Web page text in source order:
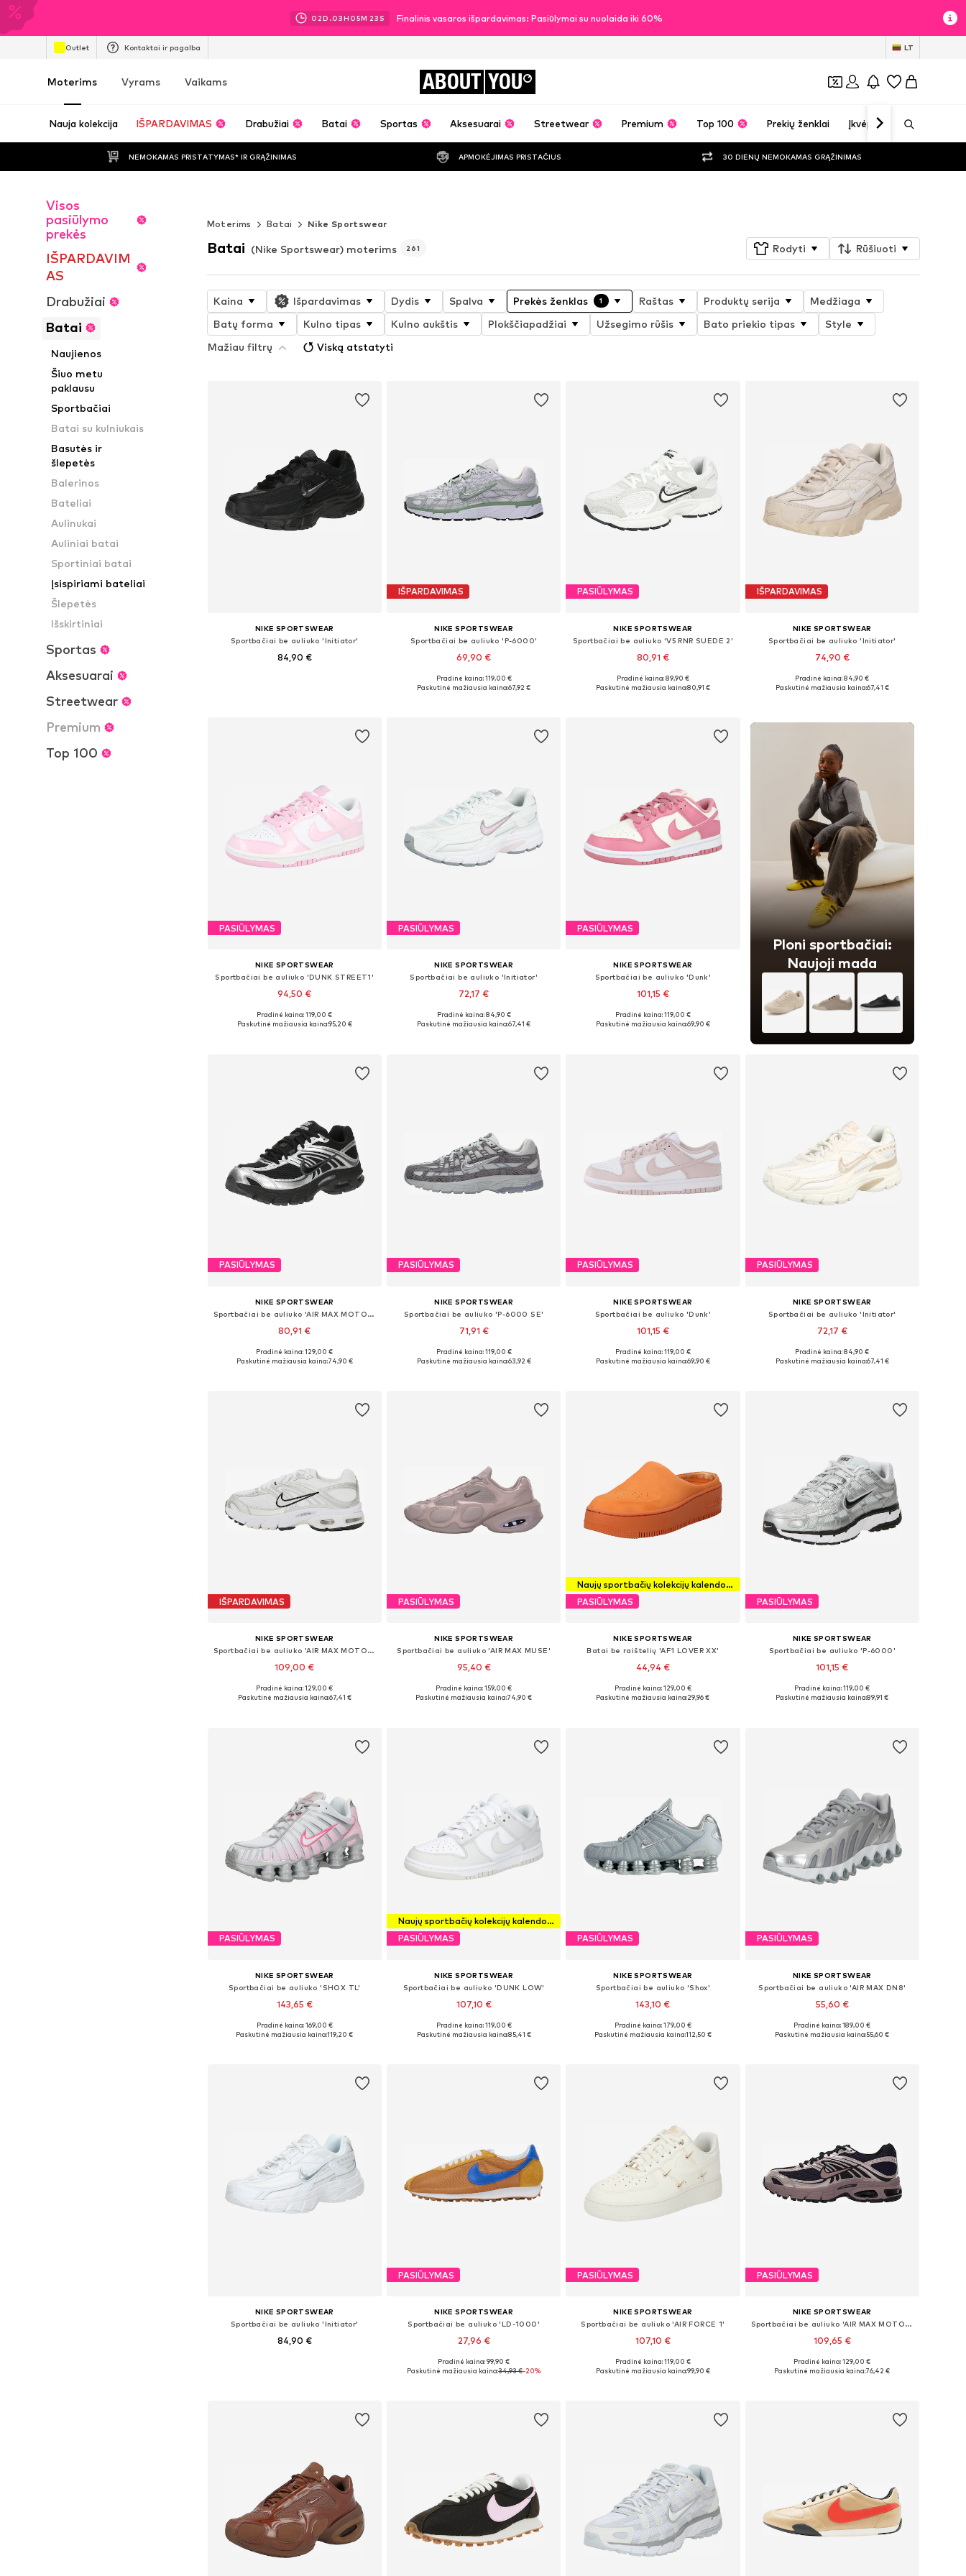
02D.03H 05M 21 S Finalinis vasaros išpardavimas: Pasiūlymai su nuolaida iki 60%
Outlet Kontaktai ir pagalba LT
Moterims Vyrams Vaikams ABOUT YOU
Nauja kolekcija IŠPARDAVIMAS Drabužiai Batai Sportas Aksesuarai Streetwear Premium Top 100 Prekių ženklai Įkvėpimas
NEMOKAMAS PRISTATYMAS* IR GRĄŽINIMAS APMOKĖJIMAS PRISTAČIUS 30 DIENŲ NEMOKAMAS GRĄŽINIMAS
Visos
pasiūlymo
prekės
IŠPARDAVIM
AS
Drabužiai
Batai
Naujienos
Šiuo metu
paklausu
Sportbačiai
Batai su kulniukais
Basutės ir
šlepetės
Balerinos
Bateliai
Aulinukai
Auliniai batai
Sportiniai batai
Įsispiriami bateliai
Šlepetės
Išskirtiniai
Sportas
Aksesuarai
Streetwear
Premium
Top 100
Moterims
Batai Nike Sportswear
Batai (Nike Sportswear) moterims 261 Rodyti Rūšiuoti
Kaina Išpardavimas Dydis Spalva Prekės ženklas 1 Raštas Produktų serija
Medžiaga
Batų forma
Kulno tipas Kulno aukštis Plokščiapadžiai Užsegimo rūšis Bato priekio tipas
Style
Mažiau filtrų
Viską atstatyti
NIKE SPORTSWEAR
Sportbačiai be auliuko 'Initiator'
84,90 €
IŠPARDAVIMAS
NIKE SPORTSWEAR
Sportbačiai be auliuko 'P-6000'
69,90 €
Yra daugybė dydžių
Pradinė kaina: 119,00 €
Paskutinė mažiausia kaina:67,92 €
PASIŪLYMAS
NIKE SPORTSWEAR
Sportbačiai be auliuko 'V5 RNR SUEDE 2'
80,91 €
Yra daugybė dydžių
Pradinė kaina: 89,90 €
Paskutinė mažiausia kaina:80,91 €
IŠPARDAVIMAS
NIKE SPORTSWEAR
Sportbačiai be auliuko 'Initiator'
74,90 €
+9
Yra daugybė dydžių
Pradinė kaina: 84,90 €
Paskutinė mažiausia kaina:67,41 €
PASIŪLYMAS
NIKE SPORTSWEAR
Sportbačiai be auliuko 'DUNK STREET1'
94,50 €
Yra daugybė dydžių
Pradinė kaina: 119,00 €
Paskutinė mažiausia kaina:95,20 €
PASIŪLYMAS
NIKE SPORTSWEAR
Sportbačiai be auliuko 'Initiator'
72,17 €
+8
Yra daugybė dydžių
Pradinė kaina: 84,90 €
Paskutinė mažiausia kaina:67,41 €
PASIŪLYMAS
NIKE SPORTSWEAR
Sportbačiai be auliuko 'Dunk'
101,15 €
Yra daugybė dydžių
Pradinė kaina: 119,00 €
Paskutinė mažiausia kaina:69,90 €
Ploni sportbačiai:
Naujoji mada
PASIŪLYMAS
NIKE SPORTSWEAR
Sportbačiai be auliuko 'AIR MAX MOTO 2K'
80,91 €
+8
Yra daugybė dydžių
Pradinė kaina: 129,00 €
Paskutinė mažiausia kaina:74,90 €
PASIŪLYMAS
NIKE SPORTSWEAR
Sportbačiai be auliuko 'P-6000 SE'
71,91 €
Yra daugybė dydžių
Pradinė kaina: 119,00 €
Paskutinė mažiausia kaina:63,92 €
PASIŪLYMAS
NIKE SPORTSWEAR
Sportbačiai be auliuko 'Dunk'
101,15 €
Yra daugybė dydžių
Pradinė kaina: 119,00 €
Paskutinė mažiausia kaina:69,90 €
PASIŪLYMAS
NIKE SPORTSWEAR
Sportbačiai be auliuko 'Initiator'
72,17 €
+9
Yra daugybė dydžių
Pradinė kaina: 84,90 €
Paskutinė mažiausia kaina:67,41 €
IŠPARDAVIMAS
NIKE SPORTSWEAR
Sportbačiai be auliuko 'AIR MAX MOTO 2K'
109,00 €
+8
Yra daugybė dydžių
Pradinė kaina: 129,00 €
Paskutinė mažiausia kaina:67,41 €
PASIŪLYMAS
NIKE SPORTSWEAR
Sportbačiai be auliuko 'AIR MAX MUSE'
95,40 €
+5
Yra daugybė dydžių
Pradinė kaina: 159,00 €
Paskutinė mažiausia kaina:74,90 €
Naujų sportbačių kolekcijų kalendorius
PASIŪLYMAS
NIKE SPORTSWEAR
Batai be raištelių 'AF1 LOVER XX'
44,94 €
Yra daugybė dydžių
Pradinė kaina: 129,00 €
Paskutinė mažiausia kaina:29,96 €
PASIŪLYMAS
NIKE SPORTSWEAR
Sportbačiai be auliuko 'P-6000'
101,15 €
Yra daugybė dydžių
Pradinė kaina: 119,00 €
Paskutinė mažiausia kaina:89,91 €
PASIŪLYMAS
NIKE SPORTSWEAR
Sportbačiai be auliuko 'SHOX TL'
143,65 €
Yra daugybė dydžių
Pradinė kaina: 169,00 €
Paskutinė mažiausia kaina:119,20 €
Naujų sportbačių kolekcijų kalendorius
PASIŪLYMAS
NIKE SPORTSWEAR
Sportbačiai be auliuko 'DUNK LOW'
107,10 €
Yra daugybė dydžių
Pradinė kaina: 119,00 €
Paskutinė mažiausia kaina:85,41 €
PASIŪLYMAS
NIKE SPORTSWEAR
Sportbačiai be auliuko 'Shox'
143,10 €
Yra daugybė dydžių
Pradinė kaina: 179,00 €
Paskutinė mažiausia kaina:112,50 €
PASIŪLYMAS
NIKE SPORTSWEAR
Sportbačiai be auliuko 'AIR MAX DN8'
55,60 €
Yra daugybė dydžių
Pradinė kaina: 189,00 €
Paskutinė mažiausia kaina:55,60 €
NIKE SPORTSWEAR
Sportbačiai be auliuko 'Initiator'
84,90 €
PASIŪLYMAS
NIKE SPORTSWEAR
Sportbačiai be auliuko 'LD-1000'
27,96 €
+2
Yra daugybė dydžių
Pradinė kaina: 99,90 €
Paskutinė mažiausia kaina:34,93 €-20%
PASIŪLYMAS
NIKE SPORTSWEAR
Sportbačiai be auliuko 'AIR FORCE 1'
107,10 €
Yra daugybė dydžių
Pradinė kaina: 119,00 €
Paskutinė mažiausia kaina:99,90 €
PASIŪLYMAS
NIKE SPORTSWEAR
Sportbačiai be auliuko 'AIR MAX MOTO 2K'
109,65 €
+8
Yra daugybė dydžių
Pradinė kaina: 129,00 €
Paskutinė mažiausia kaina:76,42 €